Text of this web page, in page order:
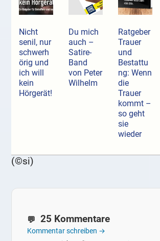
Nicht
senil, nur
schwerh
örig und
ich will
kein
Hörgerät!
Du mich
auch –
Satire-
Band
von Peter
Wilhelm
Ratgeber
Trauer
und
Bestattu
ng: Wenn
die
Trauer
kommt –
so geht
sie
wieder
(©si)
25 Kommentare
Kommentar schreiben →